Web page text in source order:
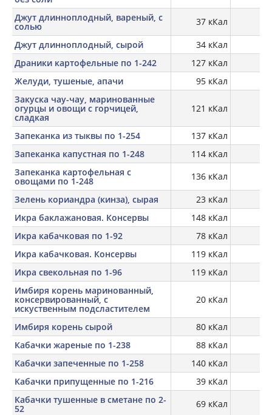
Джут длинноплодный, вареный, с
солью 37 кКал
Джут длинноплодный, сырой
34 кКал
Драники картофельные по 1-242
127 кКал
Желуди, тушеные, апачи
95 кКал
Закуска чау-чау, маринованные
огурцы и овощи с горчицей,
сладкая
121 кКал
Запеканка из тыквы по 1-254 137 кКал
Запеканка капустная по 1-248
114 кКал
Запеканка картофельная с
овощами по 1-248
136 кКал
Зелень кориандра (кинза), сырая
23 кКал
Икра баклажановая. Консервы
148 кКал
Икра кабачковая по 1-92
78 кКал
Икра кабачковая. Консервы
119 кКал
Икра свекольная по 1-96
119 кКал
Имбиря корень маринованный,
консервированный, с
искуственным подсластителем
20 кКал
Имбиря корень сырой 80 кКал
Кабачки жареные по 1-238
88 кКал
Кабачки запеченные по 1-258
140 кКал
Кабачки припущенные по 1-216
39 кКал
Кабачки тушенные в сметане по 2-
52
69 кКал